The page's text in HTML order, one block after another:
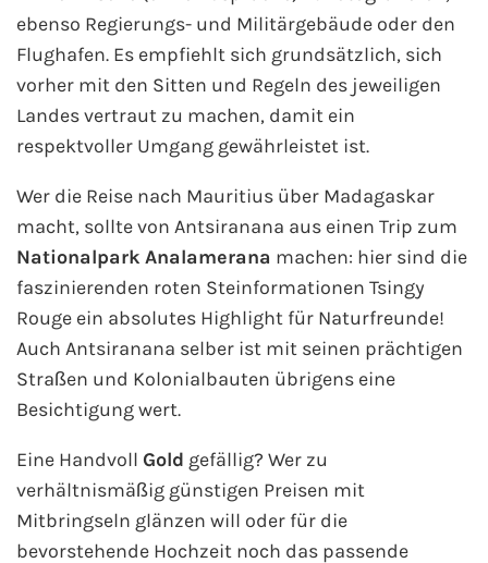
Fähre buchen
Color Line
Finnlines
Scandlines
Stena Line
Fähre nach Dänemark
Fähre nach Norwegen
Fähre nach Schweden
ebenso Regierungs- und Militärgebäude oder den
Flughafen. Es empfiehlt sich grundsätzlich, sich
vorher mit den Sitten und Regeln des jeweiligen
Landes vertraut zu machen, damit ein
respektvoller Umgang gewährleistet ist.
Wer die Reise nach Mauritius über Madagaskar
macht, sollte von Antsiranana aus einen Trip zum
Nationalpark Analamerana machen: hier sind die
faszinierenden roten Steinformationen Tsingy
Rouge ein absolutes Highlight für Naturfreunde!
Auch Antsiranana selber ist mit seinen prächtigen
Straßen und Kolonialbauten übrigens eine
Besichtigung wert.
Eine Handvoll Gold gefällig? Wer zu
verhältnismäßig günstigen Preisen mit
Mitbringseln glänzen will oder für die
bevorstehende Hochzeit noch das passende